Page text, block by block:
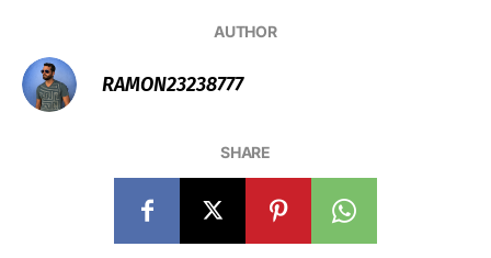
AUTHOR
RAMON23238777
SHARE